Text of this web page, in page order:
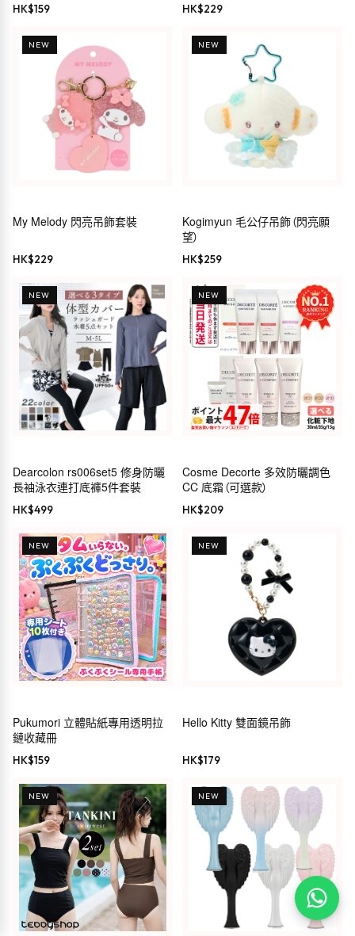
HK$159 HK$229
NEW
My Melody 閃亮吊飾套裝
HK$229
NEW
Kogimyun 毛公仔吊飾（閃亮願
望）
HK$259
NEW
Dearcolon rs006set5 修身防曬
長袖泳衣連打底褲5件套裝
HK$499
NEW
Cosme Decorte 多效防曬調色
CC 底霜（可選款）
HK$209
NEW
Pukumori 立體貼紙專用透明拉
鏈收藏冊
HK$159
NEW
Hello Kitty 雙面鏡吊飾
HK$179
NEW NEW